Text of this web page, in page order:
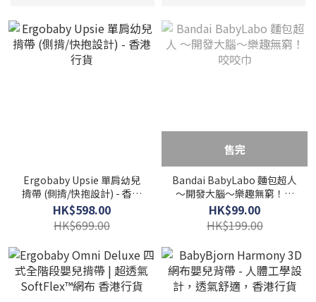
Ergobaby Upsie 單肩幼兒
揹帶 (側揹/快抱設計) - 香港
行貨
HK$598.00
HK$699.00
售完
Bandai BabyLabo 麵包超人
～開發大腦～樂趣無窮！咬
咬巾
HK$99.00
HK$199.00